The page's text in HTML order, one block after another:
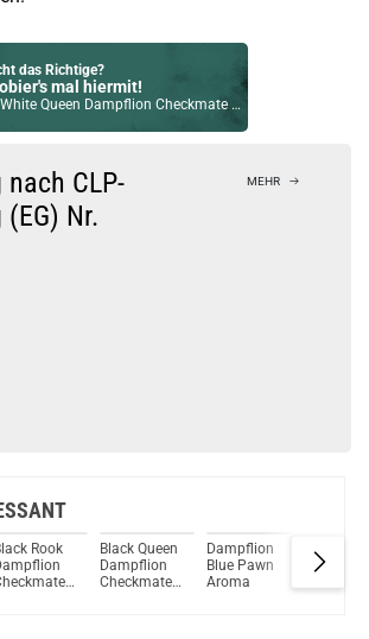
das Richtige?
mal hiermit!
White Queen Dampflion Checkmate Aroma
das mal!
Love 10ml Aroma by Aroma Syndikat DeLuxe
Kröten sparen?
mal hier!
CLP-
Nr.
MEHR
Rook
Black Queen
Dampflion
Checkmate
Dampflion
Blue Pawn
Aroma
White
Bishop